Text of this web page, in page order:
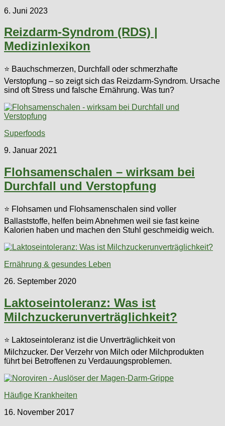
6. Juni 2023
Reizdarm-Syndrom (RDS) |
Medizinlexikon
⭐ Bauchschmerzen, Durchfall oder schmerzhafte
Verstopfung – so zeigt sich das Reizdarm-Syndrom. Ursache
sind oft Stress und falsche Ernährung. Was tun?
Superfoods
9. Januar 2021
Flohsamenschalen – wirksam bei
Durchfall und Verstopfung
⭐ Flohsamen und Flohsamenschalen sind voller
Ballaststoffe, helfen beim Abnehmen weil sie fast keine
Kalorien haben und machen den Stuhl geschmeidig weich.
Ernährung & gesundes Leben
26. September 2020
Laktoseintoleranz: Was ist
Milchzuckerunverträglichkeit?
⭐ Laktoseintoleranz ist die Unverträglichkeit von
Milchzucker. Der Verzehr von Milch oder Milchprodukten
führt bei Betroffenen zu Verdauungsproblemen.
Häufige Krankheiten
16. November 2017